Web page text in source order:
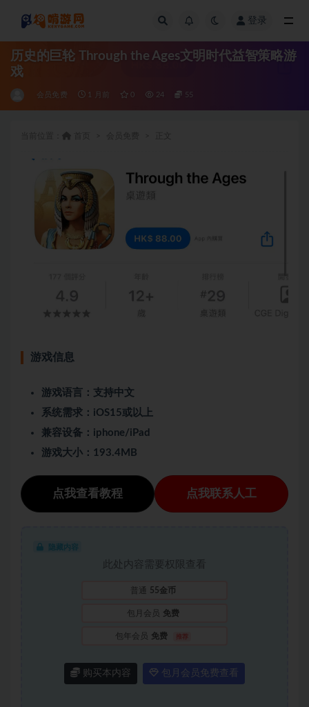
登录
历史的巨轮 Through the Ages文明时代益智策略游
戏
会员免费 1 月前 0 24 55
游戏信息
游戏语言：支持中文
系统需求：iOS15或以上
兼容设备：iphone/iPad
游戏大小：193.4MB
点我查看教程 点我联系人工
隐藏内容
此处内容需要权限查看
普通 55金币
包月会员 免费
包年会员 免费 推荐
购买本内容 包月会员免费查看